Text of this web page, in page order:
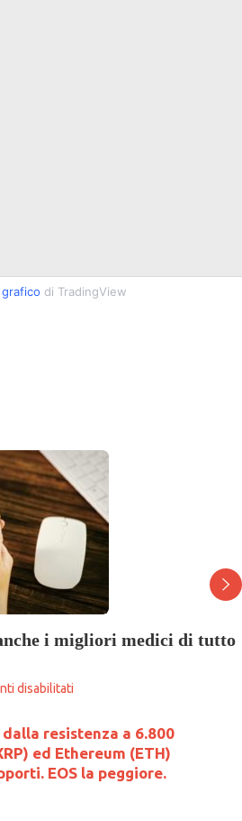
grafico di TradingView
i migliori medici di tutto
disabilitati
blockchain
anche
i
migliori
resistenza a 6.800
ed Ethereum (ETH)
EOS la peggiore.